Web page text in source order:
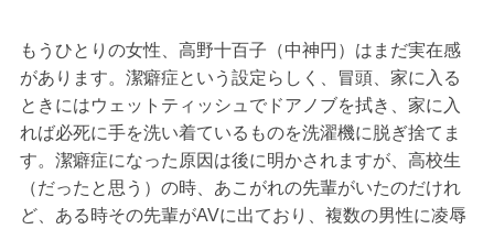
もうひとりの女性、高野十百子（中神円）はまだ実在感
があります。潔癖症という設定らしく、冒頭、家に入る
ときにはウェットティッシュでドアノブを拭き、家に入
れば必死に手を洗い着ているものを洗濯機に脱ぎ捨てま
す。潔癖症になった原因は後に明かされますが、高校生
（だったと思う）の時、あこがれの先輩がいたのだけれ
ど、ある時その先輩がAVに出ており、複数の男性に凌辱